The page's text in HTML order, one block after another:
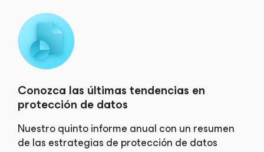
Conozca las últimas tendencias en
protección de datos
Nuestro quinto informe anual con un resumen
de las estrategias de protección de datos